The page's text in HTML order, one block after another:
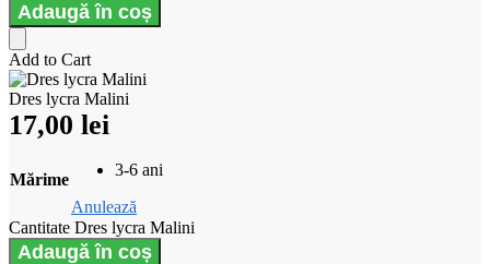
Adaugă în coș
Add to Cart
Dres lycra Malini
17,00 lei
Mărime
3-6 ani
Anulează
Cantitate Dres lycra Malini
Adaugă în coș